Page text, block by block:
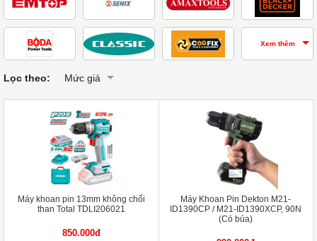
Xem thêm
Lọc theo: Mức giá
Máy khoan pin 13mm không chổi
than Total TDLI206021
850.000đ
Máy Khoan Pin Dekton M21-
ID1390CP / M21-ID1390XCP, 90N
(Có búa)